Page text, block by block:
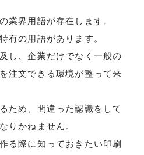
業界用語が存在します。
有の用語があります。
し、企業だけでなく一般の
注文できる環境が整って来
ため、間違った認識をして
りかねません。
る際に知っておきたい印刷